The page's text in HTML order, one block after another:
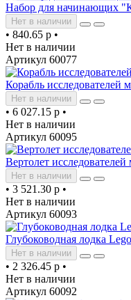
Набор для начинающих
Нет в наличии
• 840.65 р •
Нет в наличии
Артикул 60077
Корабль исследователей
Нет в наличии
• 6 027.15 р •
Нет в наличии
Артикул 60095
Вертолет
Нет в наличии
• 3 521.30 р •
Нет в наличии
Артикул 60093
Глубоководная лодка
Нет в наличии
• 2 326.45 р •
Нет в наличии
Артикул 60092